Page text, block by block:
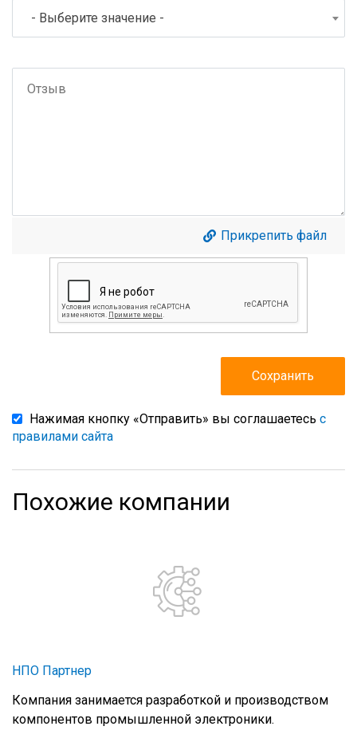
- Выберите значение -
Прикрепить файл
Нажимая кнопку «Отправить» вы соглашаетесь с
правилами сайта
Похожие компании
НПО Партнер
Компания занимается разработкой и производством
компонентов промышленной электроники.